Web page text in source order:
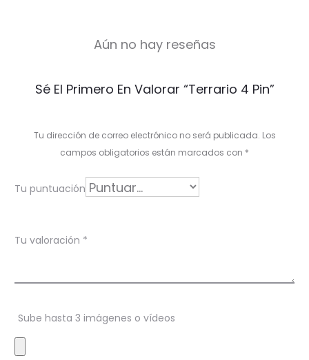
r
i
o
e
s
Aún no hay reseñas
Sé El Primero En Valorar “Terrario 4 Pin”
Tu dirección de correo electrónico no será publicada. Los
campos obligatorios están marcados con *
Tu puntuación
Tu valoración *
Sube hasta 3 imágenes o vídeos